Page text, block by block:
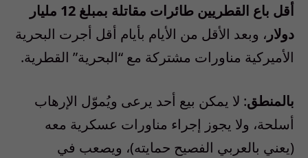
أقل باع القطريين طائرات مقاتلة بمبلغ 12 مليار
دولار ، وبعد الأقل من الأيام بأيام أقل أجرت البحرية
الأميركية مناورات مشتركة مع “البحرية” القطرية.
بالمنطق: لا يمكن بيع أحد يرعى ويُموّل الإرهاب
أسلحة، ولا يجوز إجراء مناورات عسكرية معه
(يعني بالعربي الفصيح حمايته)، ويصعب في